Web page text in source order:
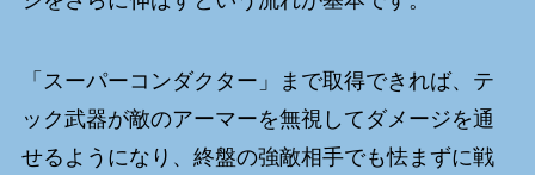
「スーパーコンダクター」まで取得できれば、テ
ック武器が敵のアーマーを無視してダメージを通
せるようになり、終盤の強敵相手でも怯まずに戦